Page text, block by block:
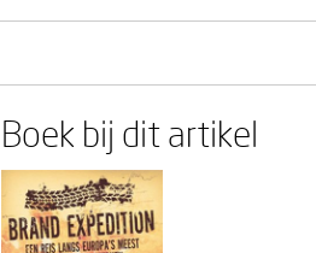
Boek bij dit artikel